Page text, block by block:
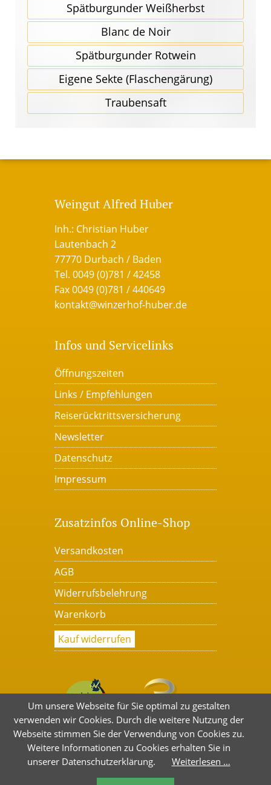
Spätbur­gunder Weißherbst
Blanc de Noir
Spätbur­gunder Rotwein
Eigene Sekte (Flaschen­gärung)
Traubensaft
Weingut Alfred Huber
Inh.: Christian Huber
Lautenbach 2
77770 Durbach / Baden
Tel. 0049 (0)781 / 42458
Fax 0049 (0)781 / 440649
kontakt@winzerhof-huber.de
Infos und Servicelinks
Öffnungszeiten
Links / Empfehlungen
Reiserücktrittsversicherung
Newsletter
Datenschutz
Impressum
Zusatzinfos Online-Shop
Versandkosten
AGB
Widerrufsbelehrung
Warenkorb
Kauf widerrufen
Um unsere Webseite für Sie optimal zu gestalten
verwenden wir Cookies. Durch die weitere Nutzung der
Webseite stimmen Sie der Verwendung von Cookies zu.
Weitere Informationen zu Cookies erhalten Sie in
unserer Datenschutzerklärung.
Weiterlesen …